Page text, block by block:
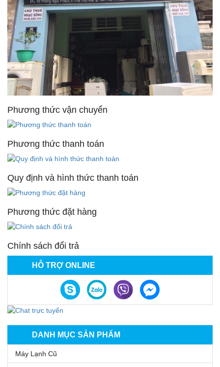
HỖ TRỢ ONLINE
DANH MỤC SẢN PHẨM
Máy Lạnh Cũ
Phương thức vận chuyển
Phương thức thanh toán
Quy định và hình thức thanh toán
Phương thức đặt hàng
Chính sách đổi trả